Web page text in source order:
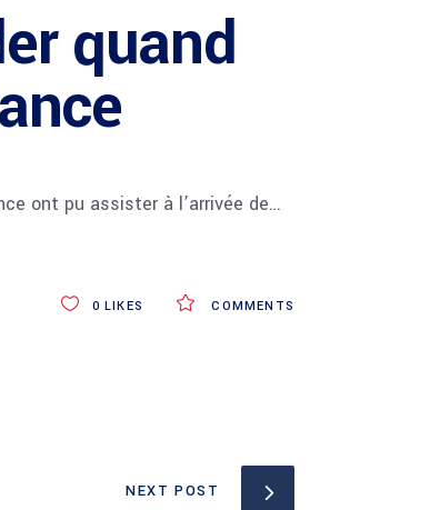
quand
ont pu assister à l’arrivée de…
COMMENTS
0 LIKES
NEXT POST